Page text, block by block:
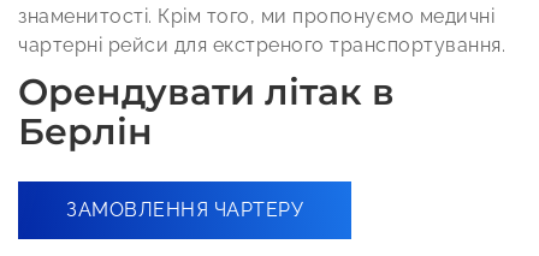
знаменитості. Крім того, ми пропонуємо медичні
чартерні рейси для екстреного транспортування.
Орендувати літак в
Берлін
ЗАМОВЛЕННЯ ЧАРТЕРУ